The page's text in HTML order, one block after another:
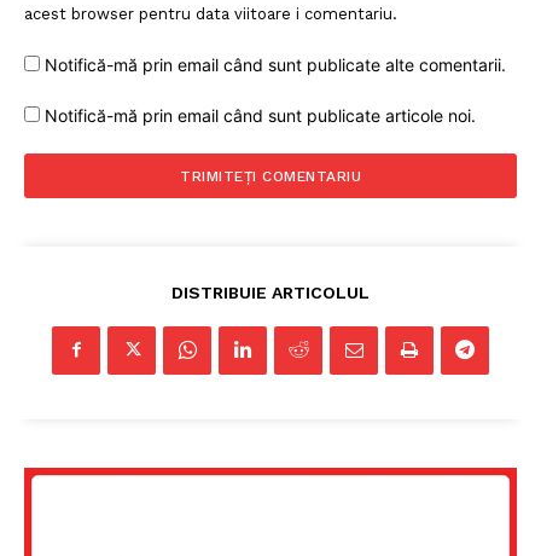
acest browser pentru data viitoare i comentariu.
Notifică-mă prin email când sunt publicate alte comentarii.
Notifică-mă prin email când sunt publicate articole noi.
DISTRIBUIE ARTICOLUL